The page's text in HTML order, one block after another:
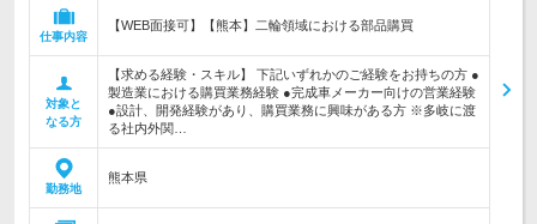
仕事内容
【WEB面接可】【熊本】二輪領域における部品購買
対象と
なる方
【求める経験・スキル】 下記いずれかのご経験をお持ちの方 ●
製造業における購買業務経験 ●完成車メーカー向けの営業経験
●設計、開発経験があり、購買業務に興味がある方 ※多岐に渡
る社内外関…
勤務地
熊本県